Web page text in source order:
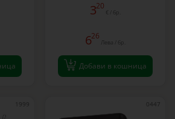
320
€ / бр.
626
Лева / бр.
Добави в кошница
1999 0447